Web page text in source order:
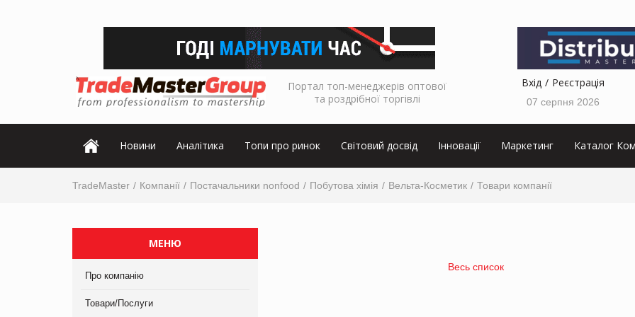
Портал топ-менеджерів оптової
та роздрібної торгівлі
Вхід Реєстрація
07 серпня 2026
Новини Аналітика Топи про ринок Світовий досвід Інновації Маркетинг Каталог
TradeMaster Компанії Постачальники nonfood Побутова хімія Вельта-Косметик Товари компанії
МЕНЮ
Про компанію
Товари/Послуги
Весь список